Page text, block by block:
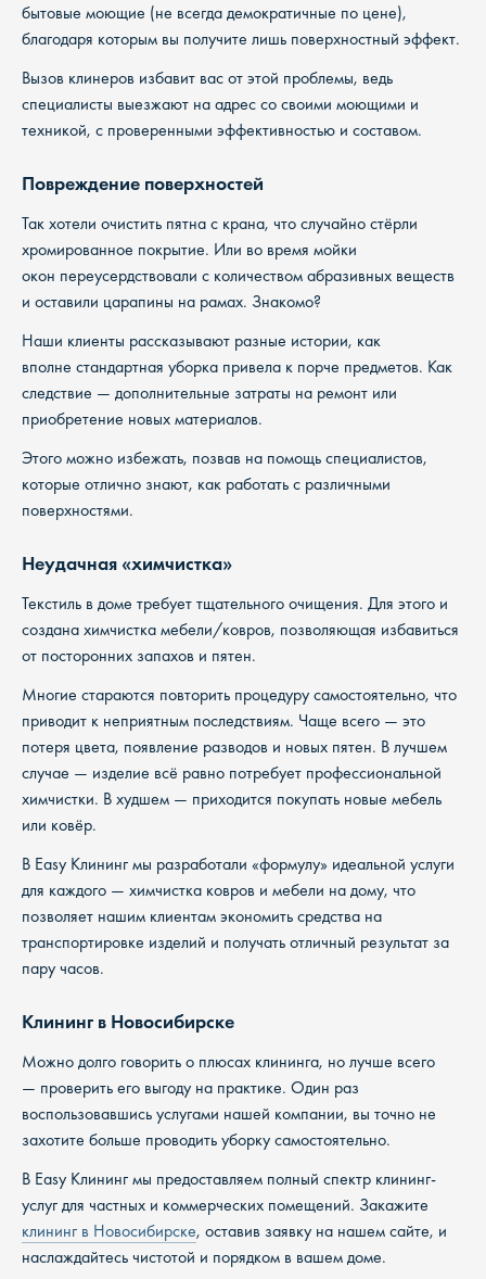
бытовые моющие (не всегда демократичные по цене),
благодаря которым вы получите лишь поверхностный эффект.
Вызов клинеров избавит вас от этой проблемы, ведь
специалисты выезжают на адрес со своими моющими и
техникой, с проверенными эффективностью и составом.
Повреждение поверхностей
Так хотели очистить пятна с крана, что случайно стёрли
хромированное покрытие. Или во время мойки
окон переусердствовали с количеством абразивных веществ
и оставили царапины на рамах. Знакомо?
Наши клиенты рассказывают разные истории, как
вполне стандартная уборка привела к порче предметов. Как
следствие — дополнительные затраты на ремонт или
приобретение новых материалов.
Этого можно избежать, позвав на помощь специалистов,
которые отлично знают, как работать с различными
поверхностями.
Неудачная «химчистка»
Текстиль в доме требует тщательного очищения. Для этого и
создана химчистка мебели/ковров, позволяющая избавиться
от посторонних запахов и пятен.
Многие стараются повторить процедуру самостоятельно, что
приводит к неприятным последствиям. Чаще всего — это
потеря цвета, появление разводов и новых пятен. В лучшем
случае — изделие всё равно потребует профессиональной
химчистки. В худшем — приходится покупать новые мебель
или ковёр.
В Easy Клининг мы разработали «формулу» идеальной услуги
для каждого — химчистка ковров и мебели на дому, что
позволяет нашим клиентам экономить средства на
транспортировке изделий и получать отличный результат за
пару часов.
Клининг в Новосибирске
Можно долго говорить о плюсах клининга, но лучше всего
— проверить его выгоду на практике. Один раз
воспользовавшись услугами нашей компании, вы точно не
захотите больше проводить уборку самостоятельно.
В Easy Клининг мы предоставляем полный спектр клининг-
услуг для частных и коммерческих помещений. Закажите
клининг в Новосибирске, оставив заявку на нашем сайте, и
наслаждайтесь чистотой и порядком в вашем доме.